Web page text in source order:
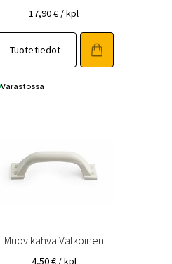
17,90€ / kpl
Tuotetiedot
Varastossa
Muovikahva Valkoinen
4,50€ / kpl